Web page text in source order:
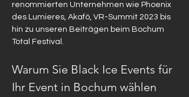
renommierten Unternehmen wie Phoenix
des Lumieres, Akafö, VR-Summit 2023 bis
hin zu unseren Beiträgen beim Bochum
Total Festival.
Warum Sie Black Ice Events für
Ihr Event in Bochum wählen